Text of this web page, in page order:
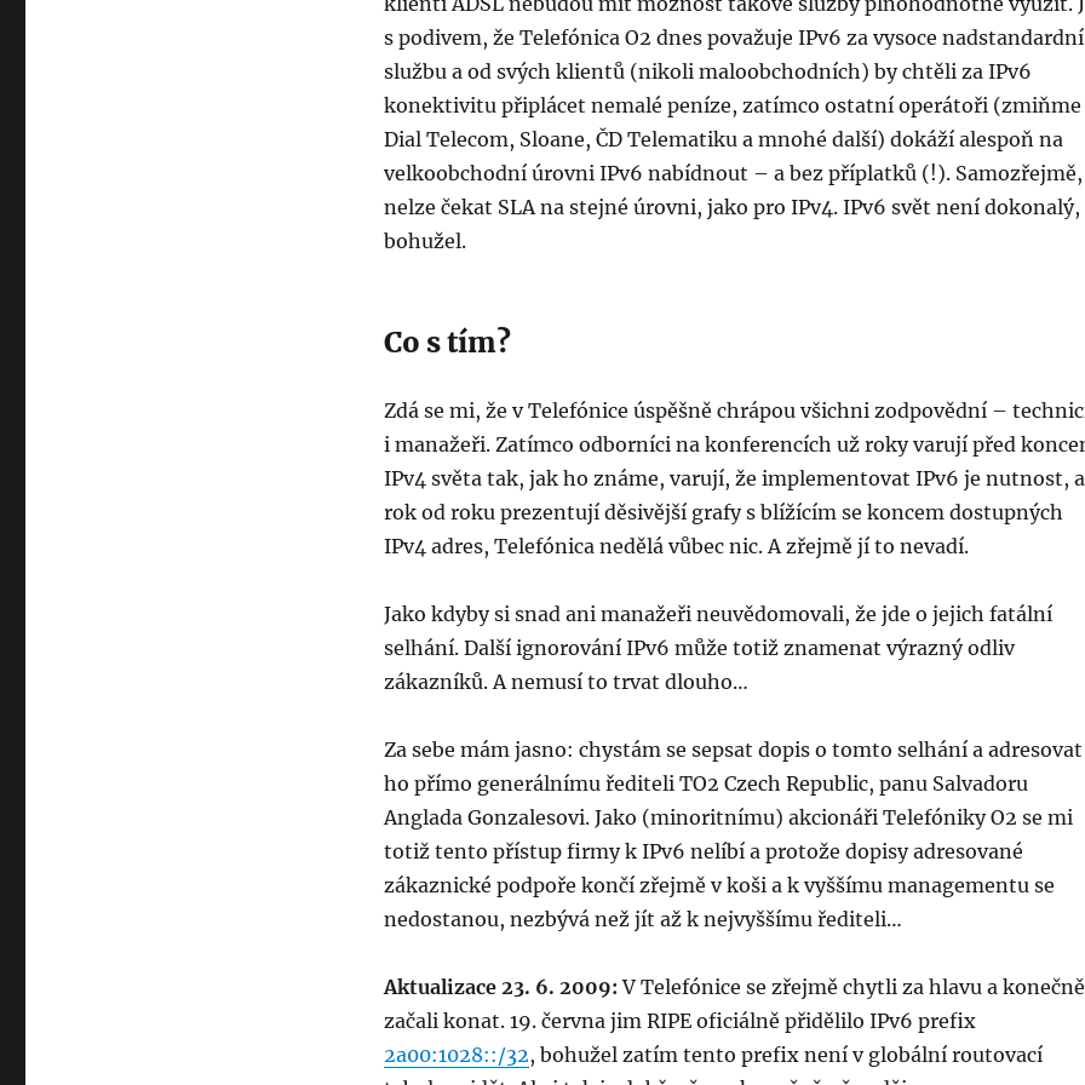
s podivem, že Telefónica O2 dnes považuje IPv6 za vysoce nadstandardní
službu a od svých klientů (nikoli maloobchodních) by chtěli za IPv6
konektivitu připlácet nemalé peníze, zatímco ostatní operátoři (zmiňme
Dial Telecom, Sloane, ČD Telematiku a mnohé další) dokáží alespoň na
velkoobchodní úrovni IPv6 nabídnout – a bez příplatků (!). Samozřejmě,
nelze čekat SLA na stejné úrovni, jako pro IPv4. IPv6 svět není dokonalý,
bohužel.
Co s tím?
Zdá se mi, že v Telefónice úspěšně chrápou všichni zodpovědní –
i manažeři. Zatímco odborníci na konferencích už roky varují před
IPv4 světa tak, jak ho známe, varují, že implementovat IPv6 je nutnost, a
rok od roku prezentují děsivější grafy s blížícím se koncem dostupných
IPv4 adres, Telefónica nedělá vůbec nic. A zřejmě jí to nevadí.
Jako kdyby si snad ani manažeři neuvědomovali, že jde o jejich fatální
selhání. Další ignorování IPv6 může totiž znamenat výrazný odliv
zákazníků. A nemusí to trvat dlouho…
Za sebe mám jasno: chystám se sepsat dopis o tomto selhání a adresovat
ho přímo generálnímu řediteli TO2 Czech Republic, panu Salvadoru
Anglada Gonzalesovi. Jako (minoritnímu) akcionáři Telefóniky O2 se mi
totiž tento přístup firmy k IPv6 nelíbí a protože dopisy adresované
zákaznické podpoře končí zřejmě v koši a k vyššímu managementu se
nedostanou, nezbývá než jít až k nejvyššímu řediteli…
Aktualizace 23. 6. 2009:V Telefónice se zřejmě chytli za hlavu a konečně
začali konat. 19. června jim RIPE oficiálně přidělilo IPv6 prefix
2a00:1028::/32, bohužel zatím tento prefix není v globální routovací